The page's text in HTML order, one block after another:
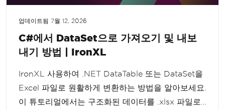
업데이트됨 7월 12, 2026
C#에서 DataSet으로 가져오기 및 내보
내기 방법 | IronXL
IronXL 사용하여 .NET DataTable 또는 DataSet을
Excel 파일로 원활하게 변환하는 방법을 알아보세요.
이 튜토리얼에서는 구조화된 데이터를 .xlsx 파일로